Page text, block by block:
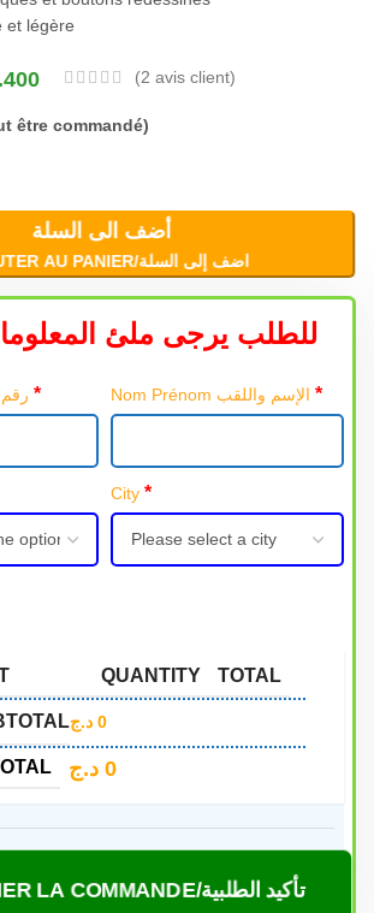
et légère
(2 avis client)
être commandé)
أضف الى السلة
AJOUTER AU PANIER/اضف إلى السلة
للطلب يرجى ملئ
Téléphone رقم الهاتف* *
City *
QUANTITY TOTAL
0 د.ج
0 د.ج
CONFIRMER LA COMMANDE/تأكيد الطلبية